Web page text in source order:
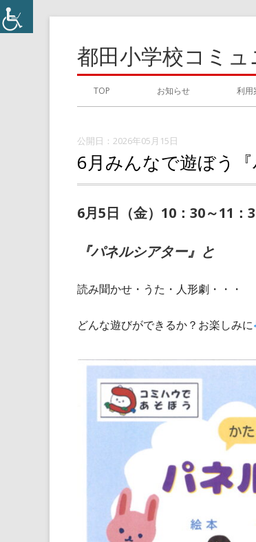
コ
都田小学校コミ
ン
メ
ニ
TOP お知らせ 利用
2026年05月15日
6月みんなで遊ぼう『
6月5日（金）10：30～11
『パネルシアター』と
読み聞かせ・うた・人形劇・・・
どんな遊びができるか？お楽しみに